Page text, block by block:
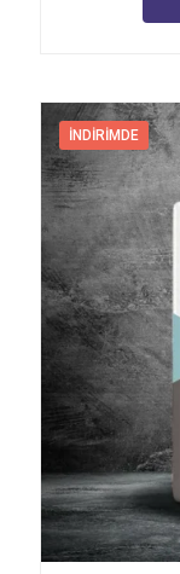
İNDIRIMDE